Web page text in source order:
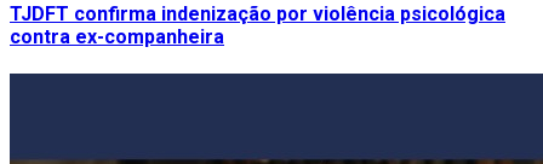
TJDFT confirma indenização por violência psicológica
contra ex-companheira